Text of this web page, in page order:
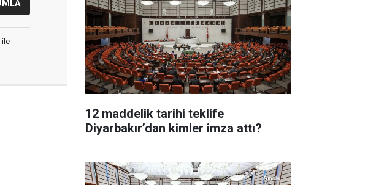
ile
12 maddelik tarihi teklife
Diyarbakır’dan kimler imza attı?